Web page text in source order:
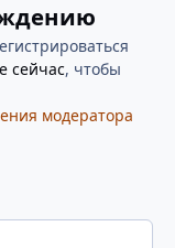
сейчас, чтобы
модератора